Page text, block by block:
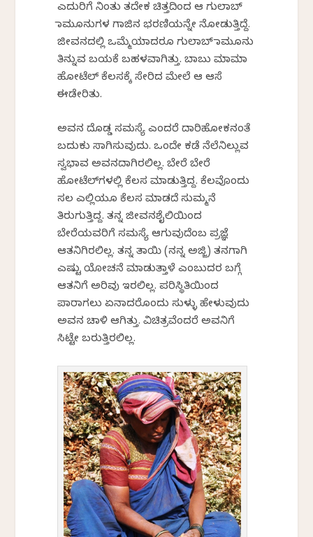
ಎದುರಿಗೆ ನಿಂತು ತದೇಕ ಚಿತ್ತದಿಂದ ಆ ಗುಲಾಬ್
ಜಾಮೂನುಗಳ ಗಾಜಿನ ಭರಣಿಯನ್ನೇ ನೋಡುತ್ತಿದ್ದೆ.
ಜೀವನದಲ್ಲಿ ಒಮ್ಮೆಯಾದರೂ ಗುಲಾಬ್‌ ಜಾಮೂನು
ತಿನ್ನುವ ಬಯಕೆ ಬಹಳವಾಗಿತ್ತು. ಬಾಬು ಮಾಮಾ
ಹೋಟೆಲ್ ಕೆಲಸಕ್ಕೆ ಸೇರಿದ ಮೇಲೆ ಆ ಆಸೆ
ಈಡೇರಿತು.
ಅವನ ದೊಡ್ಡ ಸಮಸ್ಯೆ ಎಂದರೆ ದಾರಿಹೋಕನಂತೆ
ಬದುಕು ಸಾಗಿಸುವುದು. ಒಂದೇ ಕಡೆ ನೆಲೆನಿಲ್ಲುವ
ಸ್ವಭಾವ ಅವನದಾಗಿರಲಿಲ್ಲ. ಬೇರೆ ಬೇರೆ
ಹೋಟೆಲ್‌ಗಳಲ್ಲಿ ಕೆಲಸ ಮಾಡುತ್ತಿದ್ದ. ಕೆಲವೊಂದು
ಸಲ ಎಲ್ಲಿಯೂ ಕೆಲಸ ಮಾಡದೆ ಸುಮ್ಮನೆ
ತಿರುಗುತ್ತಿದ್ದ. ತನ್ನ ಜೀವನಶೈಲಿಯಿಂದ
ಬೇರೆಯವರಿಗೆ ಸಮಸ್ಯೆ ಆಗುವುದೆಂಬ ಪ್ರಜ್ಞೆ
ಆತನಿಗಿರಲಿಲ್ಲ. ತನ್ನ ತಾಯಿ (ನನ್ನ ಅಜ್ಜಿ) ತನಗಾಗಿ
ಎಷ್ಟು ಯೋಚನೆ ಮಾಡುತ್ತಾಳೆ ಎಂಬುದರ ಬಗ್ಗೆ
ಆತನಿಗೆ ಅರಿವು ಇರಲಿಲ್ಲ. ಪರಿಸ್ಥಿತಿಯಿಂದ
ಪಾರಾಗಲು ಏನಾದರೊಂದು ಸುಳ್ಳು ಹೇಳುವುದು
ಅವನ ಚಾಳಿ ಆಗಿತ್ತು. ವಿಚಿತ್ರವೆಂದರೆ ಅವನಿಗೆ
ಸಿಟ್ಟೇ ಬರುತ್ತಿರಲಿಲ್ಲ.